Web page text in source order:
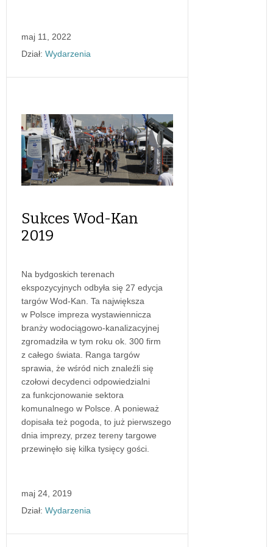
maj 11, 2022
Dział: Wydarzenia
Sukces Wod-Kan
2019
Na bydgoskich terenach
ekspozycyjnych odbyła się 27 edycja
targów Wod-Kan. Ta największa
w Polsce impreza wystawiennicza
branży wodociągowo-kanalizacyjnej
zgromadziła w tym roku ok. 300 firm
z całego świata. Ranga targów
sprawia, że wśród nich znaleźli się
czołowi decydenci odpowiedzialni
za funkcjonowanie sektora
komunalnego w Polsce. A ponieważ
dopisała też pogoda, to już pierwszego
dnia imprezy, przez tereny targowe
przewinęło się kilka tysięcy gości.
maj 24, 2019
Dział: Wydarzenia